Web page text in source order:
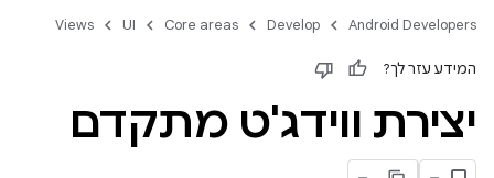
Android Developers
Develop
Core areas
UI
Views
המידע עזר לך?
יצירת ווידג'ט מתקדם